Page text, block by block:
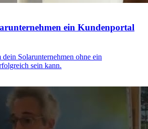
ein Kundenportal
Solarunternehmen ohne ein
sein kann.